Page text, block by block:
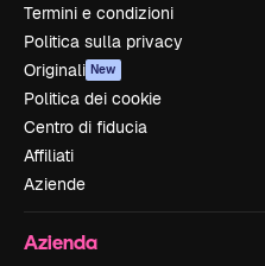
Termini e condizioni
Politica sulla privacy
Originali New
Politica dei cookie
Centro di fiducia
Affiliati
Aziende
Azienda